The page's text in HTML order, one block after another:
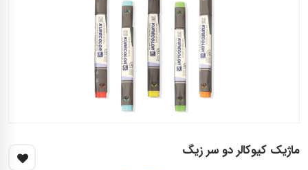
ماژیک کیوکالر دو سر زیگ